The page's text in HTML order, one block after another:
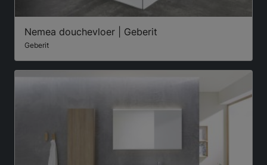
Nemea douchevloer | Geberit
Geberit